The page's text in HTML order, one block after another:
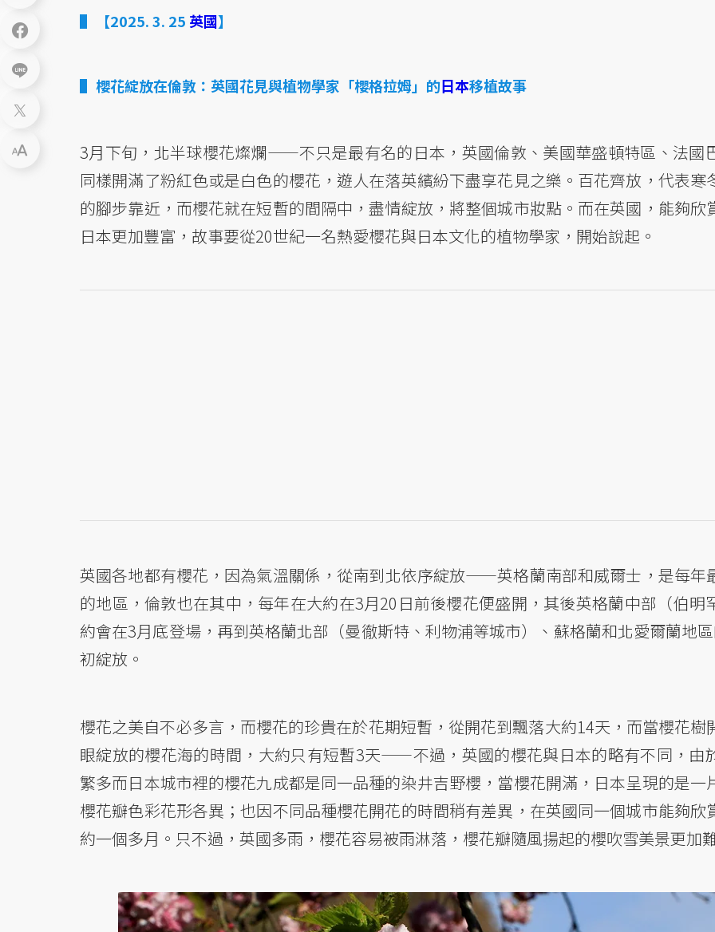
【2025. 3. 25 英國】
櫻花綻放在倫敦：英國花見與植物學家「櫻格拉姆」的日本移植故事
3月下旬，北半球櫻花燦爛——不只是最有名的日本，英國倫敦、美國華盛頓特區、法國
同樣開滿了粉紅色或是白色的櫻花，遊人在落英繽紛下盡享花見之樂。百花齊放，代表寒
的腳步靠近，而櫻花就在短暫的間隔中，盡情綻放，將整個城市妝點。而在英國，能夠欣
日本更加豐富，故事要從20世紀一名熱愛櫻花與日本文化的植物學家，開始說起。
英國各地都有櫻花，因為氣溫關係，從南到北依序綻放——英格蘭南部和威爾士，是每年
的地區，倫敦也在其中，每年在大約在3月20日前後櫻花便盛開，其後英格蘭中部（伯明
約會在3月底登場，再到英格蘭北部（曼徹斯特、利物浦等城市）、蘇格蘭和北愛爾蘭地
初綻放。
櫻花之美自不必多言，而櫻花的珍貴在於花期短暫，從開花到飄落大約14天，而當櫻花樹
眼綻放的櫻花海的時間，大約只有短暫3天——不過，英國的櫻花與日本的略有不同，由
繁多而日本城市裡的櫻花九成都是同一品種的染井吉野櫻，當櫻花開滿，日本呈現的是一
櫻花瓣色彩花形各異；也因不同品種櫻花開花的時間稍有差異，在英國同一個城市能夠欣
約一個多月。只不過，英國多雨，櫻花容易被雨淋落，櫻花瓣隨風揚起的櫻吹雪美景更加